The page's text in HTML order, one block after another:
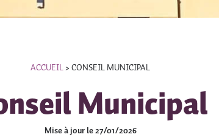
ACCUEIL> CONSEIL MUNICIPAL
Municipal
Mise à jour le 27/01/2026